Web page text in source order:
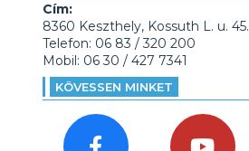
Cím:
8360 Keszthely, Kossuth L. u. 45.
Telefon: 06 83 / 320 200
Mobil: 06 30 / 427 7341
KÖVESSEN MINKET